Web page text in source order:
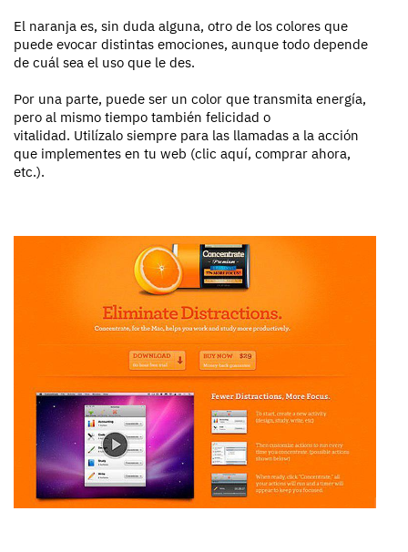
El naranja es, sin duda alguna, otro de los colores que
puede evocar distintas emociones, aunque todo depende
de cuál sea el uso que le des.
Por una parte, puede ser un color que transmita energía,
pero al mismo tiempo también felicidad o
vitalidad. Utilízalo siempre para las llamadas a la acción
que implementes en tu web (clic aquí, comprar ahora,
etc.).